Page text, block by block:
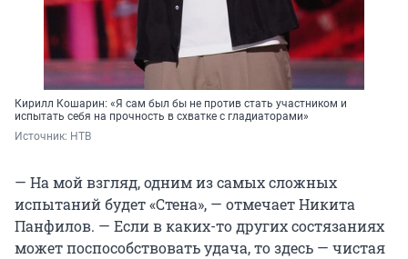
Кирилл Кошарин: «Я сам был бы не против стать участником и
испытать себя на прочность в схватке с гладиаторами»
Источник: НТВ
— На мой взгляд, одним из самых сложных
испытаний будет «Стена», — отмечает Никита
Панфилов. — Если в каких-то других состязаниях
может поспособствовать удача, то здесь — чистая